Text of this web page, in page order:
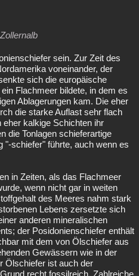
sein. Zur Zeit des
voneinander, der
sich die europäische
Flachmeer bildete, in dem es
Ablagerungen kam. Die eher
die starke Auflast sehr flach
kalkige Schichten ihr
die Tonlagen schieferartige
schiefer" führte, auch wenn es
in Zeiten, als das Flachmeer
wenn nicht gar in weiten
des Meeres nahm stark
Lebens zersetzte sich
anderen mineralischen
der Posidonienschiefer enthält
mit dem von Ölschiefer aus
Gewässern wie in der
Ölschiefer ist auch der
recht fossilreich. Zahlreiche